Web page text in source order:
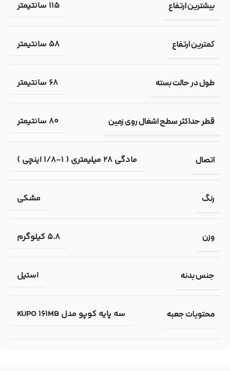
بیشترین ارتفاع 115 سانتیمتر
کمترین ارتفاع 58 سانتیمتر
طول در حالت بسته 68 سانتیمتر
قطر حداکثر سطح اشغال روی زمین 80 سانتیمتر
اتصال مادگی 28 میلیمتری ( 1-1/8 اینچی )
رنگ مشکی
وزن 5.8 کیلوگرم
جنس بدنه استیل
محتویات جعبه سه پایه کوپو مدل KUPO 161MB